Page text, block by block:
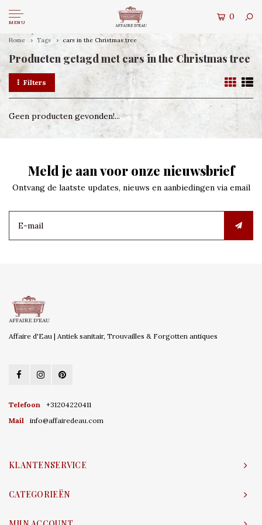
MENU
0
Home Tags cars in the Christmas tree
Producten getagd met cars in the Christmas tree
Filters
Geen producten gevonden!...
Meld je aan voor onze nieuwsbrief
Ontvang de laatste updates, nieuws en aanbiedingen via email
Affaire d'Eau | Antiek sanitair, Trouvailles & Forgotten antiques
Telefoon
+31204220411
Mail
info@affairedeau.com
KLANTENSERVICE
CATEGORIEËN